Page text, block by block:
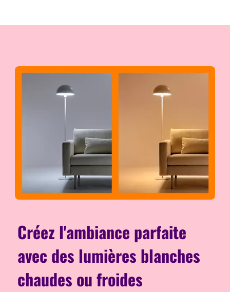
Créez l'ambiance parfaite
avec des lumières blanches
chaudes ou froides